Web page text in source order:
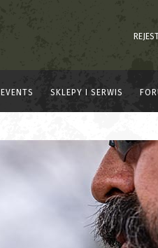
EVENTS SKLEPY I SERWIS